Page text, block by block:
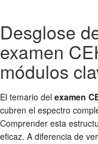
Desglose
examen
módulos
El temario del examen
cubren el espectro
Comprender esta
eficaz. A diferencia de